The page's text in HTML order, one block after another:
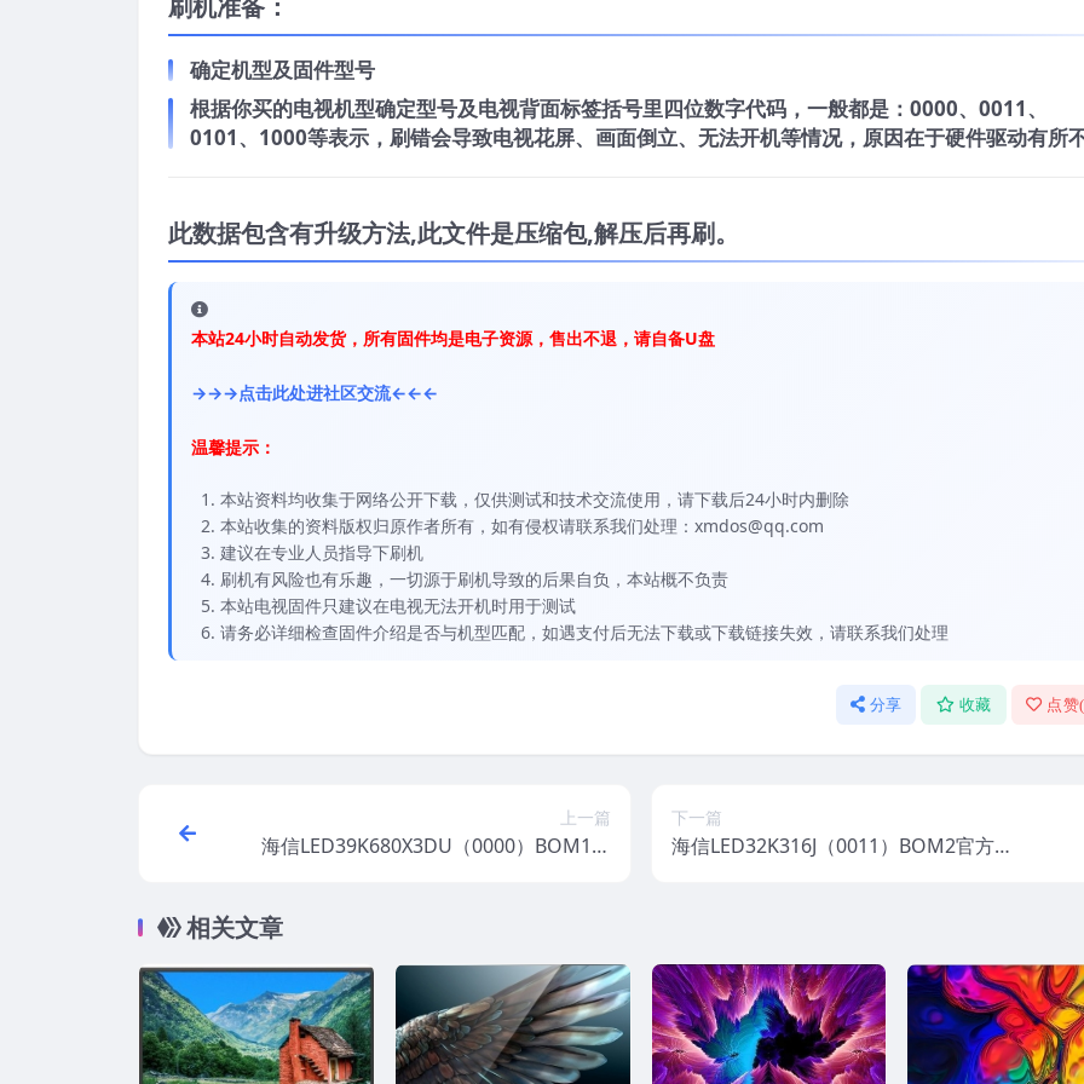
刷机准备：
确定机型及固件型号
根据你买的电视机型确定型号及电视背面标签括号里四位数字代码，一般都是：0000、0011、
0101、1000等表示，刷错会导致电视花屏、画面倒立、无法开机等情况，原因在于硬件驱动有所
此数据包含有升级方法,此文件是压缩包,解压后再刷。
本站24小时自动发货，所有固件均是电子资源，售出不退，请自备U盘
→→→点击此处进社区交流←←←
温馨提示：
本站资料均收集于网络公开下载，仅供测试和技术交流使用，请下载后24小时内删除
本站收集的资料版权归原作者所有，如有侵权请联系我们处理：xmdos@qq.com
建议在专业人员指导下刷机
刷机有风险也有乐趣，一切源于刷机导致的后果自负，本站概不负责
本站电视固件只建议在电视无法开机时用于测试
请务必详细检查固件介绍是否与机型匹配，如遇支付后无法下载或下载链接失效，请联系我们处理
分享 收藏 点赞(
上一篇
海信LED39K680X3DU（0000）BOM1官
下一篇
海信LED32K316J（0011）BOM2官方原
相关文章